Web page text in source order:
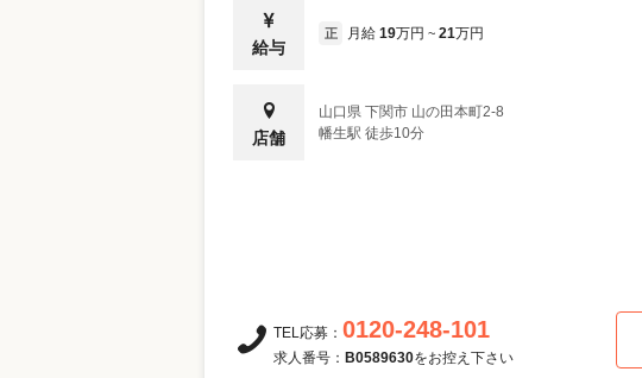
給与
正 月給 19万円 ~ 21万円
店舗
山口県 下関市 山の田本町2‐8
幡生駅 徒歩10分
TEL応募： 0120-248-101
求人番号： B0589630をお控え下さい